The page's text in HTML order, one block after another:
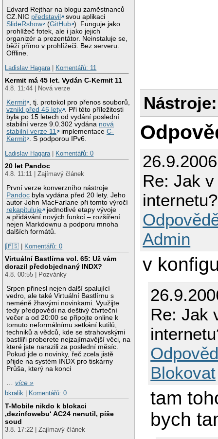
Edvard Rejthar na blogu zaměstnanců
CZ.NIC představil
svou aplikaci
SlideRshow
(GitHub ). Funguje jako
prohlížeč fotek, ale i jako jejich
organizér a prezentátor. Neinstaluje se,
běží přímo v prohlížeči. Bez serveru.
Offline.
Ladislav Hagara | Komentářů: 11
Kermit má 45 let. Vydán C-Kermit 11
4.8. 11:44 | Nová verze
Kermit , tj. protokol pro přenos souborů,
vznikl před 45 lety . Při této příležitosti
byla po 15 letech od vydání poslední
stabilní verze 9.0.302 vydána nová
stabilní verze 11
implementaceC-
Kermit . S podporou IPv6.
Ladislav Hagara | Komentářů: 0
20 let Pandoc
4.8. 11:11 | Zajímavý článek
První verze konverzního nástroje
Pandoc byla vydána před 20 lety. Jeho
autor John MacFarlane při tomto výročí
rekapituluje
jednotlivé etapy vývoje
a přidávání nových funkcí – rozšíření
nejen Markdownu a podporu mnoha
dalších formátů.
|🇵🇸 | Komentářů: 0
Virtuální Bastlírna vol. 65: Už vám
dorazil předobjednaný INDX?
4.8. 00:55 | Pozvánky
Srpen přinesl nejen další spalující
vedro, ale také Virtuální Bastlírnu s
neméně žhavými novinkami. Využijte
tedy předpovědi na deštivý čtvrteční
večer a od 20:00 se připojte online k
tomuto neformálnímu setkání kutilů,
techniků a vědců, kde se strahovskými
bastlíři proberete nejzajímavější věci, na
které jste narazili za poslední měsíc.
Pokud jde o novinky, řeč zcela jistě
přijde na systém INDX pro tiskárny
Průša, který na konci
…více »
bkralik
Komentářů: 0
T-Mobile nikdo k blokaci
‚dezinfowebu‘ AC24 nenutil, píše
soud
3.8. 17:22 | Zajímavý článek
Nástroje:
Re: Jak
internetu?
Admin
v
Re: Jak
Blokovat
tam
bych